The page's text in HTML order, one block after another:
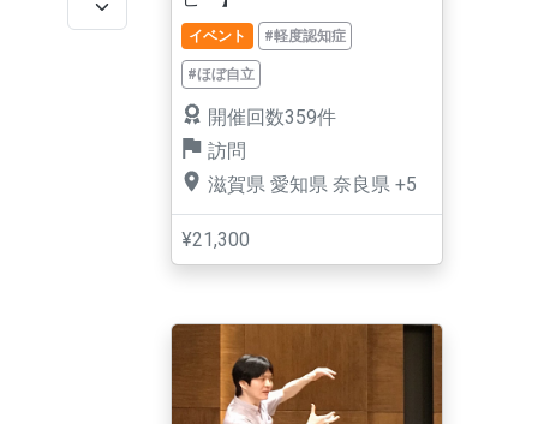
イベント #軽度認知症
#ほぼ自立
開催回数359件
訪問
滋賀県 愛知県 奈良県 +5
¥21,300